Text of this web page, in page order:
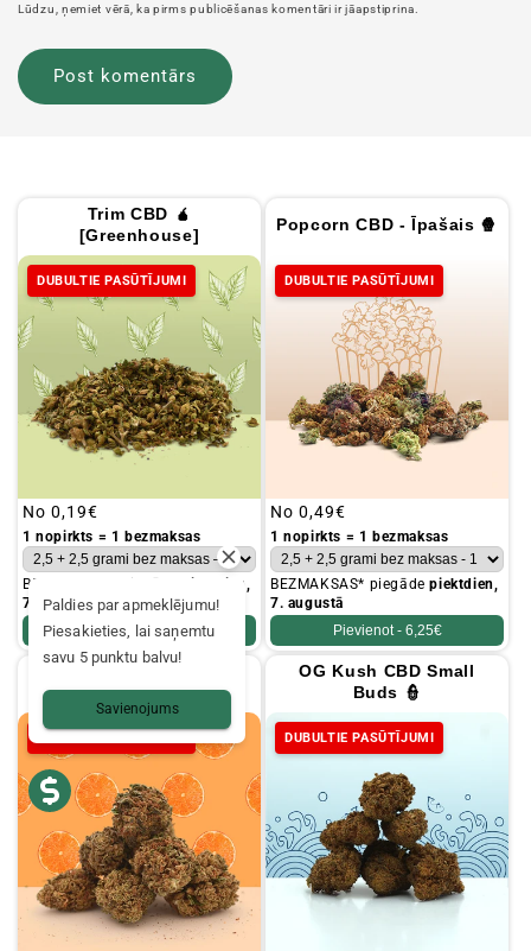
Lūdzu, ņemiet vērā, ka pirms publicēšanas komentāri ir jāapstiprina.
Trim CBD 🧉
[Greenhouse]
DUBULTIE PASŪTĪJUMI
Parastā
cena
No 0,19€
1 nopirkts = 1 bezmaksas
BEZMAKSAS* piegāde
piektdien,
7. augustā
Pievienot -4,95€
Popcorn CBD - Īpašais 🍿
DUBULTIE PASŪTĪJUMI
Parastā
cena
No 0,49€
1 nopirkts = 1 bezmaksas
BEZMAKSAS* piegādepiektdien,
7. augustā
Pievienot - 6,25€
Orange Bud CBD Small
Buds 🍊
OG Kush CBD Small
Buds 👮
DUBULTIE PASŪTĪJUMI
Paldies par apmeklējumu!
Piesakieties, lai saņemtu
savu 5 punktu balvu!
Savienojums